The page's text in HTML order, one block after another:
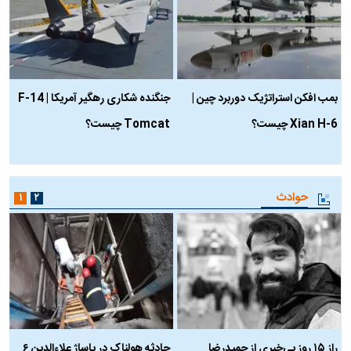
بمب افکن استراتژیک دوربرد چین |
Xian H-6 چیست؟
جنگنده شکاری رهگیر آمریکا | F-14
Tomcat چیست؟
حوادث ۱ ۲